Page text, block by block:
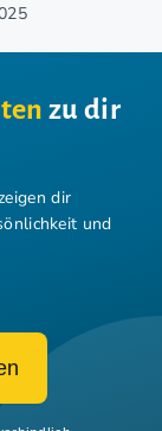
zu dir
dir
und